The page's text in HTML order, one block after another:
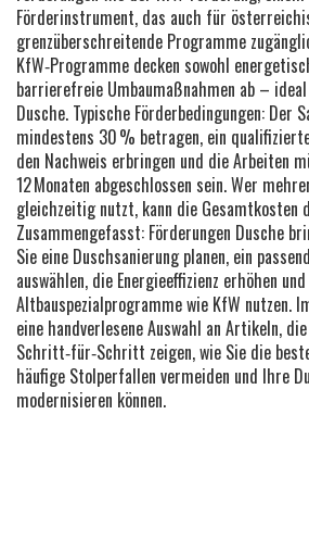
Förderinstrument, das auch für
grenzüberschreitende Programme
KfW‑Programme decken sowohl
barrierefreie Umbaumaßnahmen ab –
Dusche. Typische Förderbedingungen: Der
mindestens 30 % betragen, ein
den Nachweis erbringen und die Arbeiten
12 Monaten abgeschlossen sein. Wer
gleichzeitig nutzt, kann die Gesamtkosten
Zusammengefasst: Förderungen Dusche
Sie eine Duschsanierung planen, ein
auswählen, die Energieeffizienz erhöhen
Altbauspezialprogramme wie KfW nutzen.
eine handverlesene Auswahl an Artikeln,
Schritt‑für‑Schritt zeigen, wie Sie die
häufige Stolperfallen vermeiden und Ihre
modernisieren können.